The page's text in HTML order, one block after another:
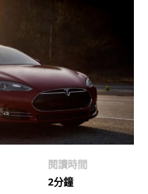
閱讀時間
2分鐘